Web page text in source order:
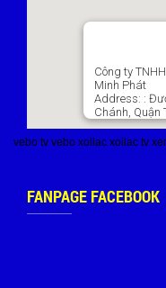
Công ty
Minh Phát
Address: :
Chánh, Quận
vebo tv vebo xoilac xoilac tv
FANPAGE FACEBOOK